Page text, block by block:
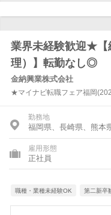
業界未経験歓迎★【
理）】転勤なし◎
金納興業株式会社
★マイナビ転職フェア福岡
勤務地
福岡県、長崎県、熊本
雇用形態
正社員
職種・業種未経験OK 第二新卒